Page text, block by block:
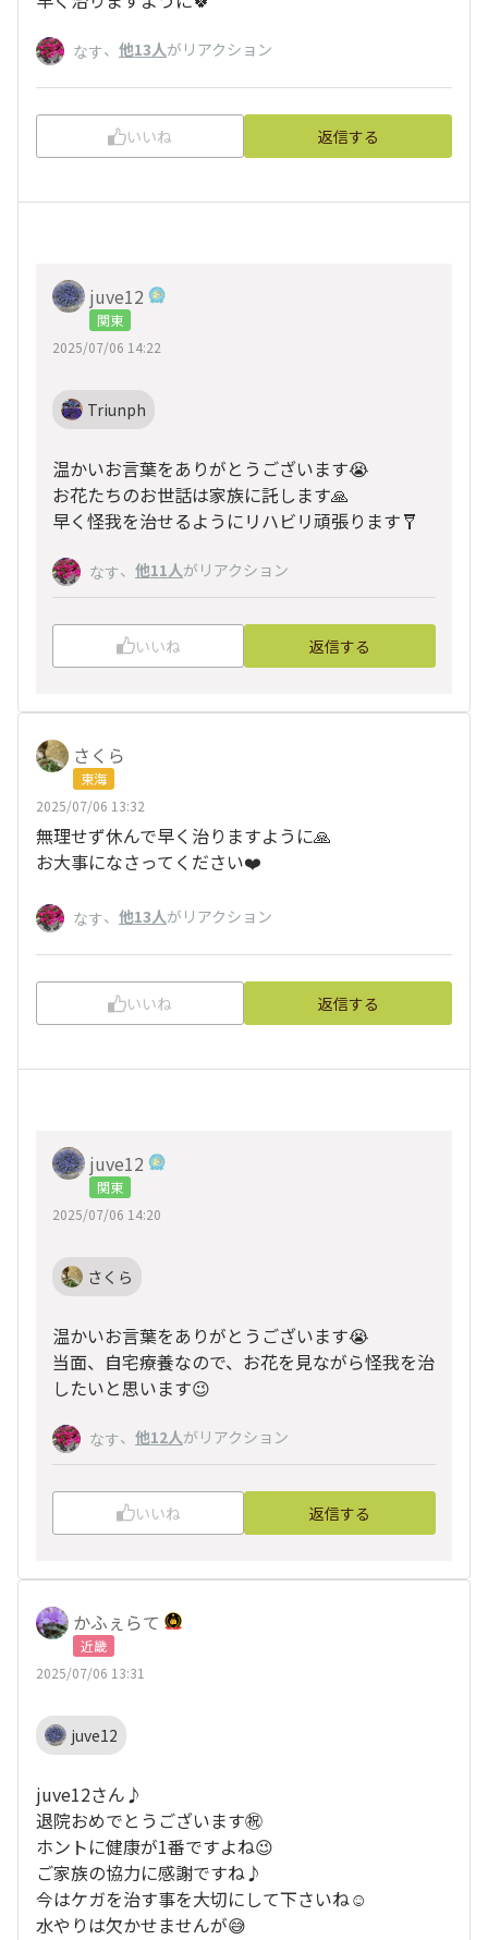
なす、 他13人がリアクション
いいね 返信する
juve12
関東
2025/07/06 14:22
Triunph
温かいお言葉をありがとうございます😭
お花たちのお世話は家族に託します🙏
早く怪我を治せるようにリハビリ頑張ります🩼
なす、 他11人がリアクション
いいね 返信する
さくら
東海
2025/07/06 13:32
無理せず休んで早く治りますように🙏
お大事になさってください❤️
なす、 他13人がリアクション
いいね 返信する
juve12
関東
2025/07/06 14:20
さくら
温かいお言葉をありがとうございます😭
当面、自宅療養なので、お花を見ながら怪我を治
したいと思います😉
なす、 他12人がリアクション
いいね 返信する
かふぇらて
近畿
2025/07/06 13:31
juve12
juve12さん♪
退院おめでとうございます㊗️
ホントに健康が1番ですよね😉
ご家族の協力に感謝ですね♪
今はケガを治す事を大切にして下さいね☺️
水やりは欠かせませんが😅